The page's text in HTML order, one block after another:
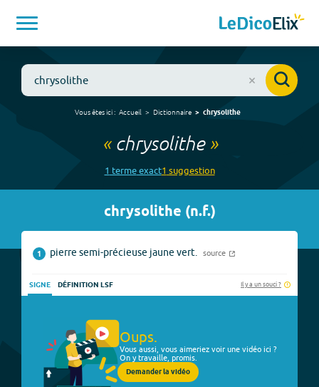
Vous êtes ici : Accueil Dictionnaire chrysolithe
« chrysolithe»
1 termeexact1 suggestion
chrysolithe (n.f.)
1 pierre semi-précieuse jaune vert. source
SIGNE DÉFINITION LSF Il y a un souci ?
Oups.
Vous aussi, vous aimeriez voir une vidéo ici ?
On y travaille, promis.
Demander la vidéo